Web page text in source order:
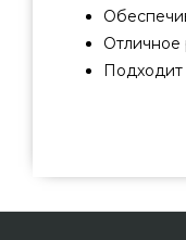
Отличное
Подходит
грилей и
в каталоге